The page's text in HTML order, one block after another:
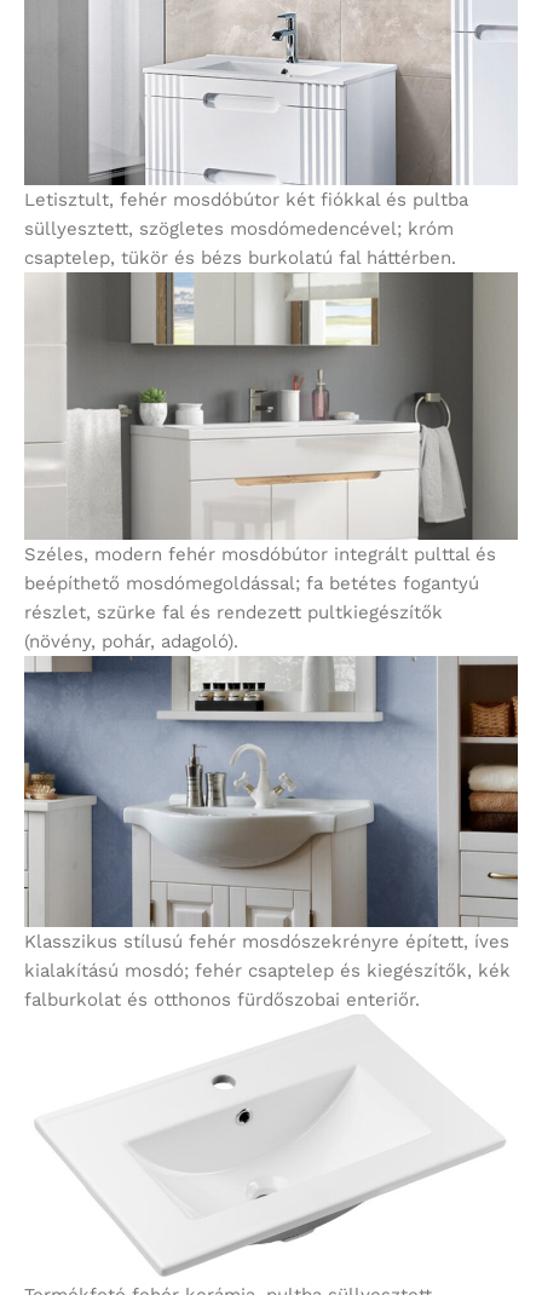
Letisztult, fehér mosdóbútor két fiókkal és pultba
süllyesztett, szögletes mosdómedencével; króm
csaptelep, tükör és bézs burkolatú fal háttérben.
Széles, modern fehér mosdóbútor integrált pulttal és
beépíthető mosdómegoldással; fa betétes fogantyú
részlet, szürke fal és rendezett pultkiegészítők
(növény, pohár, adagoló).
Klasszikus stílusú fehér mosdószekrényre épített, íves
kialakítású mosdó; fehér csaptelep és kiegészítők, kék
falburkolat és otthonos fürdőszobai enteriőr.